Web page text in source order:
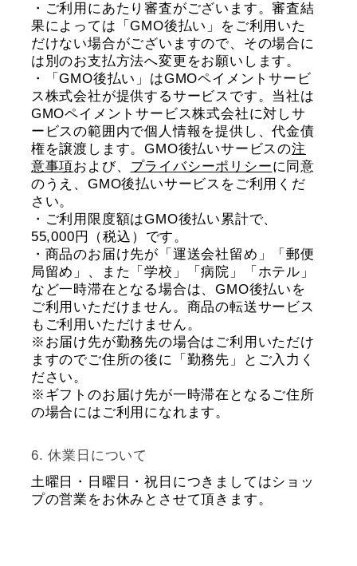
・ご利用にあたり審査がございます。審査結
果によっては「GMO後払い」をご利用いた
だけない場合がございますので、その場合に
は別のお支払方法へ変更をお願いします。
・「GMO後払い」はGMOペイメントサービ
ス株式会社が提供するサービスです。当社は
GMOペイメントサービス株式会社に対しサ
ービスの範囲内で個人情報を提供し、代金債
権を譲渡します。GMO後払いサービスの注
意事項および、 プライバシーポリシーに同意
のうえ、GMO後払いサービスをご利用くだ
さい。
・ご利用限度額はGMO後払い累計で、
55,000円（税込）です。
・商品のお届け先が「運送会社留め」「郵便
局留め」、また「学校」「病院」「ホテル」
など一時滞在となる場合は、GMO後払いを
ご利用いただけません。商品の転送サービス
もご利用いただけません。
※お届け先が勤務先の場合はご利用いただけ
ますのでご住所の後に「勤務先」とご入力く
ださい。
※ギフトのお届け先が一時滞在となるご住所
の場合にはご利用になれます。
休業日について
土曜日・日曜日・祝日につきましてはショッ
プの営業をお休みとさせて頂きます。